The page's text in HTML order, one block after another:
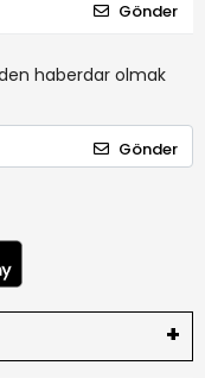
Gönder
haberdar olmak
Gönder